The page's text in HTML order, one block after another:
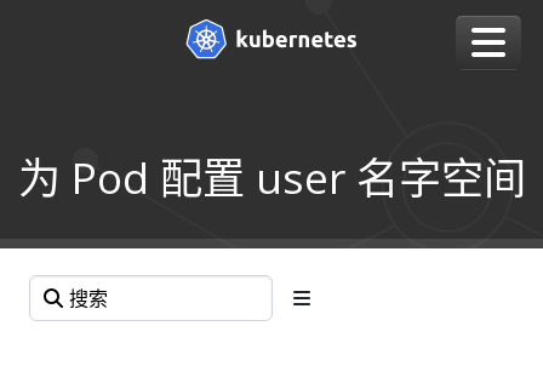
为 Pod 配置 user 名字空间